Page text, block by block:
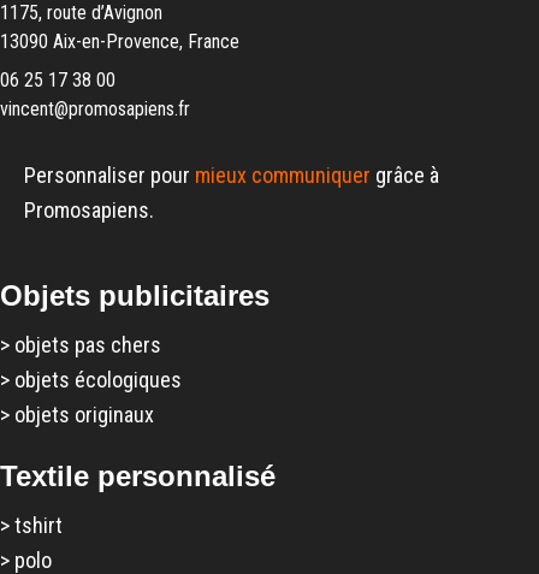
1175, route d’Avignon
13090 Aix-en-Provence, France
06 25 17 38 00
vincent@promosapiens.fr
Personnaliser pour mieux communiquer grâce à
Promosapiens.
Objets publicitaires
> objets pas chers
> objets écologiques
> objets originaux
Textile personnalisé
>tshirt
> polo